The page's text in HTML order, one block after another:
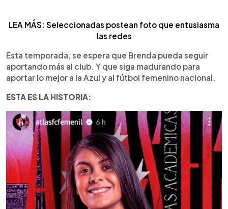
LEA MÁS: Seleccionadas postean foto que entusiasma
las redes
Esta temporada, se espera que Brenda pueda seguir
aportando más al club. Y que siga madurando para
aportar lo mejor a la Azul y al fútbol femenino nacional.
ESTA ES LA HISTORIA: